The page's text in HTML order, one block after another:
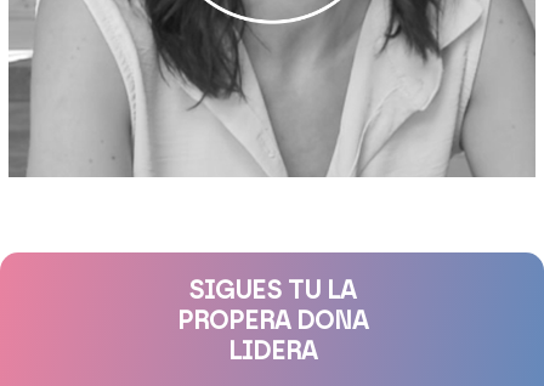
SIGUES TU LA
PROPERA DONA
LIDERA